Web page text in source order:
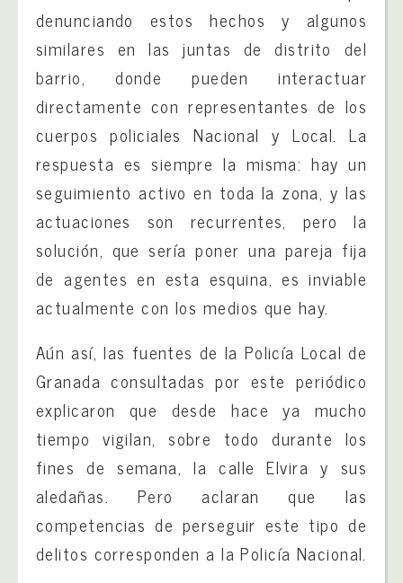
denunciando estos hechos y algunos
similares en las juntas de distrito del
barrio, donde pueden interactuar
directamente con representantes de los
cuerpos policiales Nacional y Local. La
respuesta es siempre la misma: hay un
seguimiento activo en toda la zona, y las
actuaciones son recurrentes, pero la
solución, que sería poner una pareja fija
de agentes en esta esquina, es inviable
actualmente con los medios que hay.
Aún así, las fuentes de la Policía Local de
Granada consultadas por este periódico
explicaron que desde hace ya mucho
tiempo vigilan, sobre todo durante los
fines de semana, la calle Elvira y sus
aledañas. Pero aclaran que las
competencias de perseguir este tipo de
delitos corresponden a la Policía Nacional.